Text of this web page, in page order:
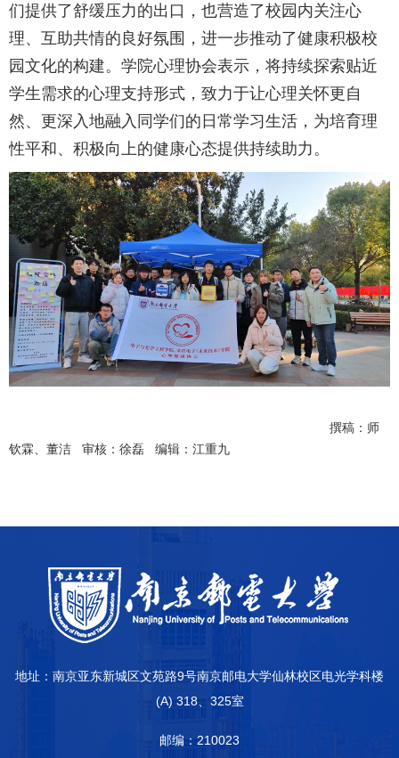
们提供了舒缓压力的出口，也营造了校园内关注心
理、互助共情的良好氛围，进一步推动了健康积极校
园文化的构建。学院心理协会表示，将持续探索贴近
学生需求的心理支持形式，致力于让心理关怀更自
然、更深入地融入同学们的日常学习生活，为培育理
性平和、积极向上的健康心态提供持续助力。
撰稿：师
钦霖、董洁 审核：徐磊 编辑：江重九
地址：南京亚东新城区文苑路9号南京邮电大学仙林校区电光学科楼
(A) 318、325室
邮编：210023